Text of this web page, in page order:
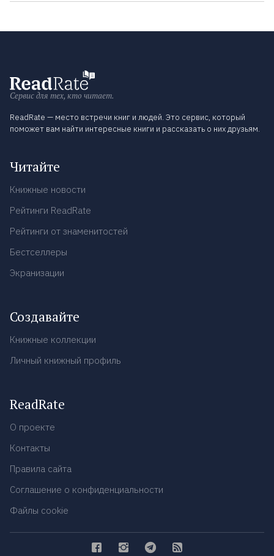
Сервис для тех, кто читает.
ReadRate — место встречи книг и людей. Это сервис, который
поможет вам найти интересные книги и рассказать о них друзьям.
Читайте
Книжные новости
Рейтинги ReadRate
Рейтинги от знаменитостей
Бестселлеры
Экранизации
Создавайте
Книжные коллекции
Личный книжный профиль
ReadRate
О проекте
Контакты
Правила сайта
Соглашение о конфиденциальности
Файлы cookie